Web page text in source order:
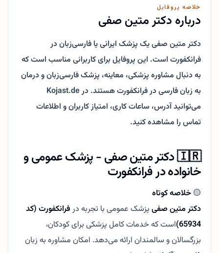
خلاصه پروفایل
درباره دکتر متین صفی
دکتر متین صفی یک پزشک ایرانی یا فارسی‌زبان در
فرانکفورت است. این پروفایل برای کاربرانی مناسب است که
به دنبال مشاوره پزشکی، معاینه، پزشک فارسی‌زبان و درمان
به زبان فارسی در فرانکفورت هستند. در Kojast.de
می‌توانید آدرس، ساعات کاری، امتیاز کاربران و اطلاعات
تماس را مشاهده کنید.
🇮🇷 دکتر متین صفی - پزشک عمومی و
خانواده در فرانکفورت
🟡خلاصه کوتاه
دکتر متین صفیپزشک عمومی با تجربه درفرانکفورت (کد
65934) است که خدمات کامل پزشکی برای کودکان،
بزرگسالان و سالمندان ارائه می‌دهد. امکان مشاوره به زبان